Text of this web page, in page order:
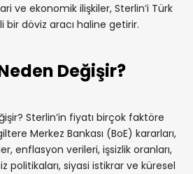
ve ekonomik ilişkiler, Sterlin’i Türk
bir döviz aracı haline getirir.
Değişir?
Sterlin’in fiyatı birçok faktöre
Merkez Bankası (BoE) kararları,
enflasyon verileri, işsizlik oranları,
politikaları, siyasi istikrar ve küresel